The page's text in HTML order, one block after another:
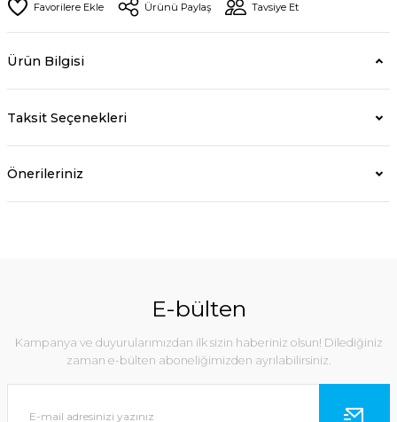
Ürünü Paylaş Tavsiye Et
Ürün Bilgisi
Taksit Seçenekleri
Önerileriniz
E-bülten
Kampanya ve duyurularımızdan ilk sizin haberiniz olsun! Dilediğiniz
zaman e-bülten aboneliğimizden ayrılabilirsiniz.